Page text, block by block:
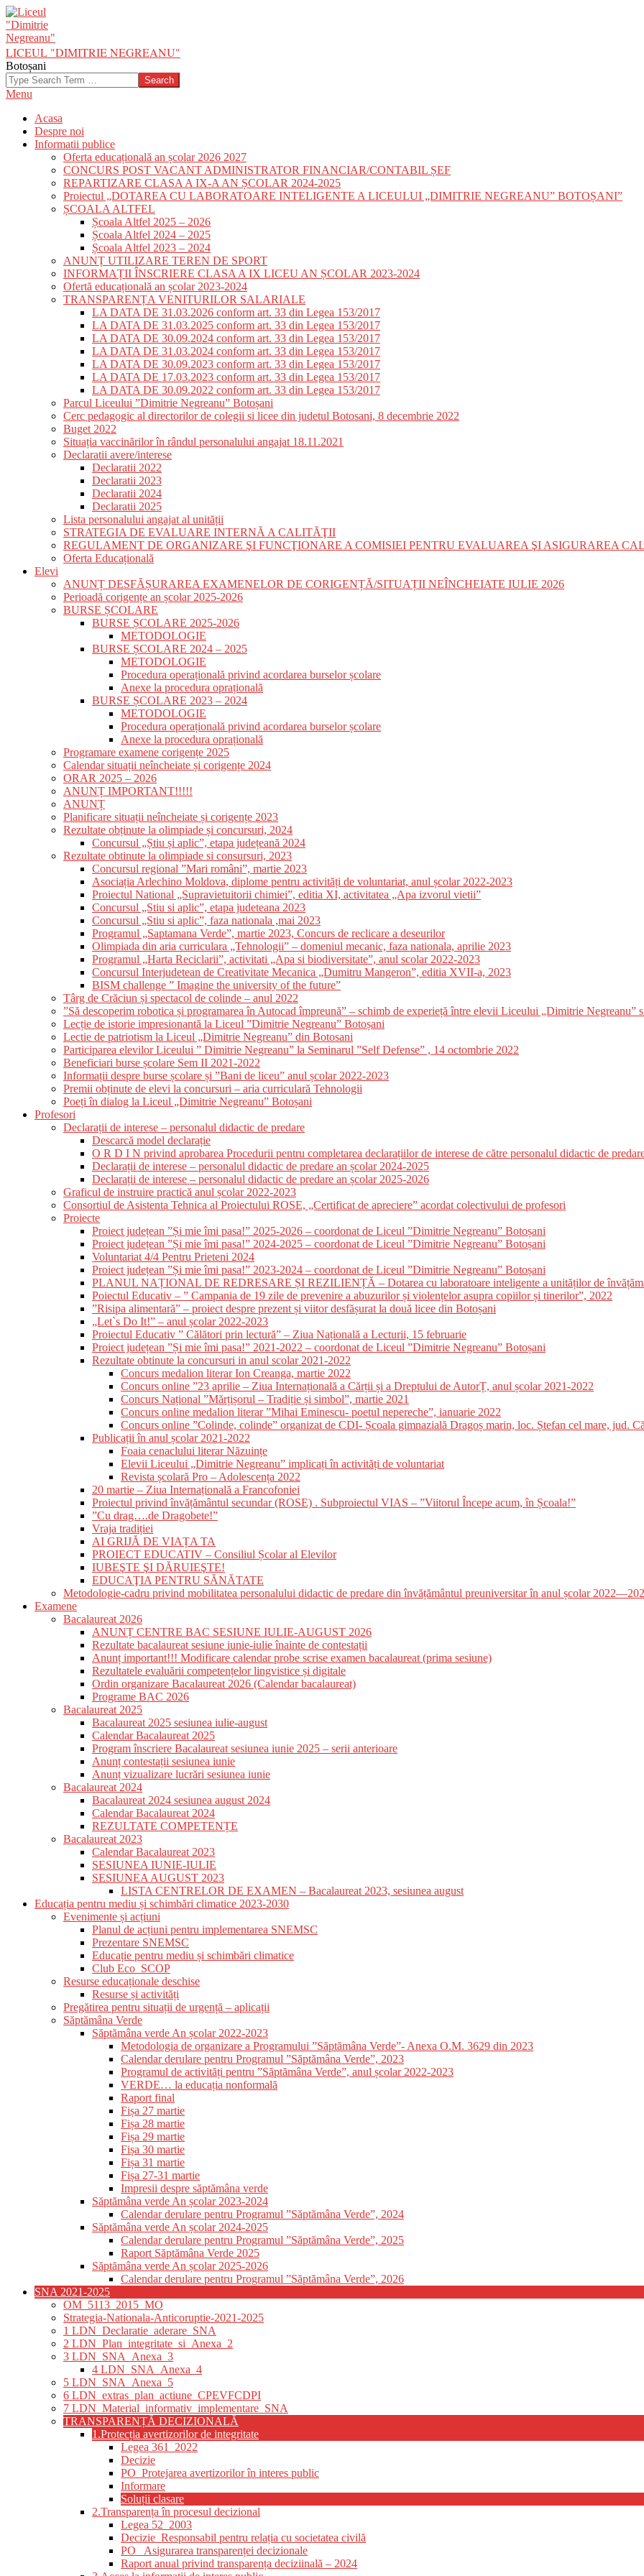
Skip
to
content
LICEUL "DIMITRIE NEGREANU"
Botoșani
Search
Primary
Menu
Menu
Acasa
Despre noi
Informatii publice
Oferta educațională an școlar 2026 2027
CONCURS POST VACANT ADMINISTRATOR FINANCIAR/CONTABIL ȘEF
REPARTIZARE CLASA A IX-A AN ȘCOLAR 2024-2025
Proiectul „DOTAREA CU LABORATOARE INTELIGENTE A LICEULUI „DIMITRIE NEGREANU” BOTOȘANI”
ȘCOALA ALTFEL
Școala Altfel 2025 – 2026
Școala Altfel 2024 – 2025
Școala Altfel 2023 – 2024
ANUNȚ UTILIZARE TEREN DE SPORT
INFORMAȚII ÎNSCRIERE CLASA A IX LICEU AN ȘCOLAR 2023-2024
Ofertă educațională an școlar 2023-2024
TRANSPARENȚA VENITURILOR SALARIALE
LA DATA DE 31.03.2026 conform art. 33 din Legea 153/2017
LA DATA DE 31.03.2025 conform art. 33 din Legea 153/2017
LA DATA DE 30.09.2024 conform art. 33 din Legea 153/2017
LA DATA DE 31.03.2024 conform art. 33 din Legea 153/2017
LA DATA DE 30.09.2023 conform art. 33 din Legea 153/2017
LA DATA DE 17.03.2023 conform art. 33 din Legea 153/2017
LA DATA DE 30.09.2022 conform art. 33 din Legea 153/2017
Parcul Liceului ”Dimitrie Negreanu” Botoșani
Cerc pedagogic al directorilor de colegii si licee din judetul Botosani, 8 decembrie 2022
Buget 2022
Situația vaccinărilor în rândul personalului angajat 18.11.2021
Declaratii avere/interese
Declaratii 2022
Declaratii 2023
Declaratii 2024
Declaratii 2025
Lista personalului angajat al unității
STRATEGIA DE EVALUARE INTERNĂ A CALITĂŢII
REGULAMENT DE ORGANIZARE ŞI FUNCŢIONARE A COMISIEI PENTRU EVALUAREA ŞI ASIGURAREA
Oferta Educațională
Elevi
ANUNȚ DESFĂȘURAREA EXAMENELOR DE CORIGENȚĂ/SITUAȚII NEÎNCHEIATE IULIE 2026
Perioadă corigențe an școlar 2025-2026
BURSE ȘCOLARE
BURSE ȘCOLARE 2025-2026
METODOLOGIE
BURSE ȘCOLARE 2024 – 2025
METODOLOGIE
Procedura operațională privind acordarea burselor școlare
Anexe la procedura oprațională
BURSE ȘCOLARE 2023 – 2024
METODOLOGIE
Procedura operațională privind acordarea burselor școlare
Anexe la procedura oprațională
Programare examene corigențe 2025
Calendar situații neîncheiate și corigențe 2024
ORAR 2025 – 2026
ANUNȚ IMPORTANT!!!!!
ANUNȚ
Planificare situații neîncheiate și corigențe 2023
Rezultate obținute la olimpiade și concursuri, 2024
Concursul „Știu și aplic”, etapa județeană 2024
Rezultate obtinute la olimpiade si consursuri, 2023
Concursul regional ”Mari români”, martie 2023
Asociația Arlechino Moldova, diplome pentru activități de voluntariat, anul școlar 2022-2023
Proiectul National „Supravietuitorii chimiei”, editia XI, activitatea „Apa izvorul vietii”
Concursul „Stiu si aplic”, etapa judeteana 2023
Concursul „Stiu si aplic”, faza nationala ,mai 2023
Programul „Saptamana Verde”, martie 2023, Concurs de reclicare a deseurilor
Olimpiada din aria curriculara „Tehnologii” – domeniul mecanic, faza nationala, aprilie 2023
Programul „Harta Reciclarii”, activitati „Apa si biodiversitate”, anul scolar 2022-2023
Concursul Interjudetean de Creativitate Mecanica „Dumitru Mangeron”, editia XVII-a, 2023
BISM challenge ” Imagine the university of the future”
Târg de Crăciun și spectacol de colinde – anul 2022
”Să descoperim robotica și programarea în Autocad împreună” – schimb de experieță între elevii Liceului „Dimitrie
Lecție de istorie impresionantă la Liceul ”Dimitrie Negreanu” Botoșani
Lectie de patriotism la Liceul „Dimitrie Negreanu” din Botosani
Participarea elevilor Liceului ” Dimitrie Negreanu” la Seminarul ”Self Defense” , 14 octombrie 2022
Beneficiari burse școlare Sem II 2021-2022
Informații despre burse școlare și ”Bani de liceu” anul școlar 2022-2023
Premii obținute de elevi la concursuri – aria curriculară Tehnologii
Poeți în dialog la Liceul „Dimitrie Negreanu” Botoșani
Profesori
Declarații de interese – personalul didactic de predare
Descarcă model declarație
O R D I N privind aprobarea Procedurii pentru completarea declarațiilor de interese de către personalul didactic de
Declarații de interese – personalul didactic de predare an școlar 2024-2025
Declarații de interese – personalul didactic de predare an școlar 2025-2026
Graficul de instruire practică anul școlar 2022-2023
Consortiul de Asistenta Tehnica al Proiectului ROSE, „Certificat de apreciere” acordat colectivului de profesori
Proiecte
Proiect județean ”Și mie îmi pasa!” 2025-2026 – coordonat de Liceul ”Dimitrie Negreanu” Botoșani
Proiect județean ”Și mie îmi pasa!” 2024-2025 – coordonat de Liceul ”Dimitrie Negreanu” Botoșani
Voluntariat 4/4 Pentru Prieteni 2024
Proiect județean ”Și mie îmi pasa!” 2023-2024 – coordonat de Liceul ”Dimitrie Negreanu” Botoșani
PLANUL NAȚIONAL DE REDRESARE ȘI REZILIENȚĂ – Dotarea cu laboratoare inteligente a unităților de
Poiectul Educativ – ” Campania de 19 zile de prevenire a abuzurilor și violențelor asupra copiilor și tinerilor”, 2022
”Risipa alimentară” – proiect despre prezent și viitor desfășurat la două licee din Botoșani
„Let`s Do It!” – anul școlar 2022-2023
Proiectul Educativ ” Călători prin lectură” – Ziua Națională a Lecturii, 15 februarie
Proiect județean ”Și mie îmi pasa!” 2021-2022 – coordonat de Liceul ”Dimitrie Negreanu” Botoșani
Rezultate obtinute la concursuri in anul scolar 2021-2022
Concurs medalion literar Ion Creanga, martie 2022
Concurs online ”23 aprilie – Ziua Internațională a Cărții și a Dreptului de AutorȚ, anul școlar 2021-2022
Concurs Național ”Mărțișorul – Tradiție și simbol”, martie 2021
Concurs online medalion literar ”Mihai Eminescu- poetul nepereche”, ianuarie 2022
Concurs online ”Colinde, colinde” organizat de CDI- Școala gimnazială Dragoș marin, loc. Ștefan cel mare, jud.
Publicații în anul școlar 2021-2022
Foaia cenaclului literar Năzuințe
Elevii Liceului „Dimitrie Negreanu” implicați în activități de voluntariat
Revista școlară Pro – Adolescența 2022
20 martie – Ziua Internațională a Francofoniei
Proiectul privind învățământul secundar (ROSE) . Subproiectul VIAS – ”Viitorul Începe acum, în Școala!”
”Cu drag….de Dragobete!”
Vraja tradiției
AI GRIJĂ DE VIAȚA TA
PROIECT EDUCATIV – Consiliul Școlar al Elevilor
IUBEŞTE ŞI DĂRUIEŞTE!
EDUCAŢIA PENTRU SĂNĂTATE
Metodologie-cadru privind mobilitatea personalului didactic de predare din învățământul preuniversitar în anul școlar
Examene
Bacalaureat 2026
ANUNȚ CENTRE BAC SESIUNE IULIE-AUGUST 2026
Rezultate bacalaureat sesiune iunie-iulie înainte de contestații
Anunț important!!! Modificare calendar probe scrise examen bacalaureat (prima sesiune)
Rezultatele evaluării competențelor lingvistice și digitale
Ordin organizare Bacalaureat 2026 (Calendar bacalaureat)
Programe BAC 2026
Bacalaureat 2025
Bacalaureat 2025 sesiunea iulie-august
Calendar Bacalaureat 2025
Program înscriere Bacalaureat sesiunea iunie 2025 – serii anterioare
Anunț contestații sesiunea iunie
Anunț vizualizare lucrări sesiunea iunie
Bacalaureat 2024
Bacalaureat 2024 sesiunea august 2024
Calendar Bacalaureat 2024
REZULTATE COMPETENȚE
Bacalaureat 2023
Calendar Bacalaureat 2023
SESIUNEA IUNIE-IULIE
SESIUNEA AUGUST 2023
LISTA CENTRELOR DE EXAMEN – Bacalaureat 2023, sesiunea august
Educația pentru mediu și schimbări climatice 2023-2030
Evenimente și acțiuni
Planul de acțiuni pentru implementarea SNEMSC
Prezentare SNEMSC
Educație pentru mediu și schimbări climatice
Club Eco_SCOP
Resurse educaționale deschise
Resurse și activități
Pregătirea pentru situații de urgență – aplicații
Săptămâna Verde
Săptămâna verde An școlar 2022-2023
Metodologia de organizare a Programului ”Săptămâna Verde”- Anexa O.M. 3629 din 2023
Calendar derulare pentru Programul ”Săptămâna Verde”, 2023
Programul de activități pentru ”Săptămâna Verde”, anul școlar 2022-2023
VERDE… la educația nonformală
Raport final
Fișa 27 martie
Fișa 28 martie
Fișa 29 martie
Fișa 30 martie
Fișa 31 martie
Fișa 27-31 martie
Impresii despre săptămâna verde
Săptămâna verde An școlar 2023-2024
Calendar derulare pentru Programul ”Săptămâna Verde”, 2024
Săptămâna verde An școlar 2024-2025
Calendar derulare pentru Programul ”Săptămâna Verde”, 2025
Raport Săptămâna Verde 2025
Săptămâna verde An școlar 2025-2026
Calendar derulare pentru Programul ”Săptămâna Verde”, 2026
SNA 2021-2025
OM_5113_2015_MO
Strategia-Nationala-Anticoruptie-2021-2025
1 LDN_Declaratie_aderare_SNA
2 LDN_Plan_integritate_si_Anexa_2
3 LDN_SNA_Anexa_3
4 LDN_SNA_Anexa_4
5 LDN_SNA_Anexa_5
6 LDN_extras_plan_actiune_CPEVFCDPI
7 LDN_Material_informativ_implementare_SNA
TRANSPARENȚĂ DECIZIONALĂ
1.Protecția avertizorilor de integritate
Legea 361_2022
Decizie
PO_Protejarea avertizorilor în interes public
Informare
Soluții clasare
2.Transparența în procesul decizional
Legea 52_2003
Decizie_Responsabil pentru relația cu societatea civilă
PO_ Asigurarea transparenței decizionale
Raport anual privind transparența deciziinală – 2024